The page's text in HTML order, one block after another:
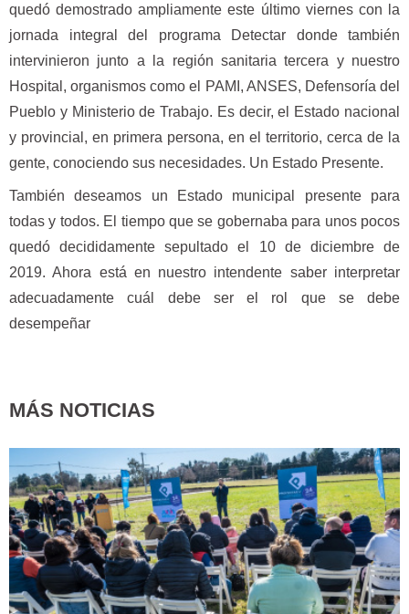
quedó demostrado ampliamente este último viernes con la
jornada integral del programa Detectar donde también
intervinieron junto a la región sanitaria tercera y nuestro
Hospital, organismos como el PAMI, ANSES, Defensoría del
Pueblo y Ministerio de Trabajo. Es decir, el Estado nacional
y provincial, en primera persona, en el territorio, cerca de la
gente, conociendo sus necesidades. Un Estado Presente.
También deseamos un Estado municipal presente para
todas y todos. El tiempo que se gobernaba para unos pocos
quedó decididamente sepultado el 10 de diciembre de
2019. Ahora está en nuestro intendente saber interpretar
adecuadamente cuál debe ser el rol que se debe
desempeñar
MÁS NOTICIAS